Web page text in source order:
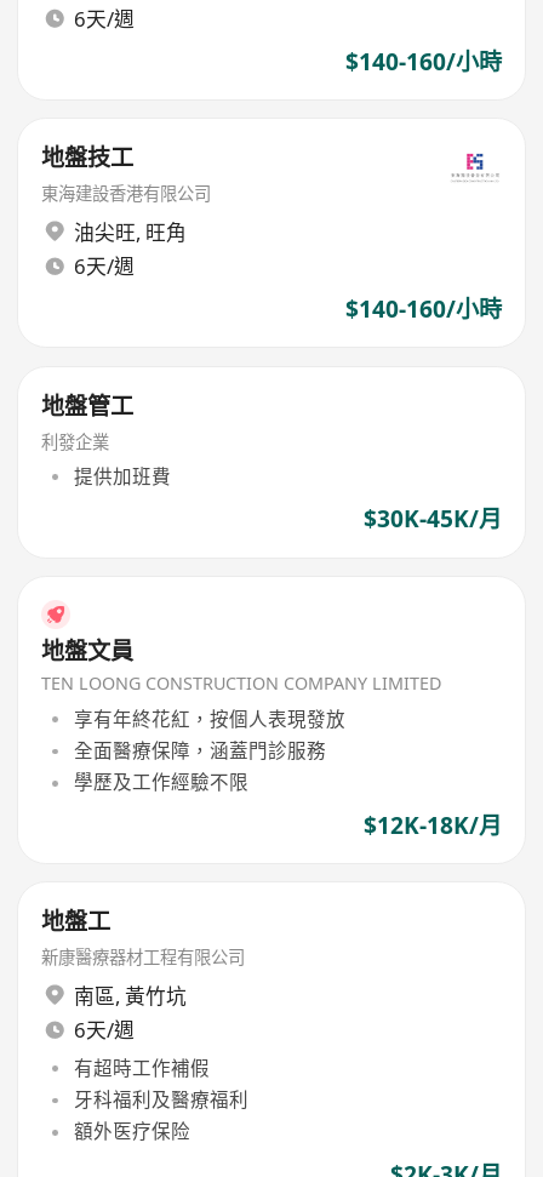
6天/週
$140-160/小時
地盤技工
東海建設香港有限公司
油尖旺, 旺角
6天/週
$140-160/小時
地盤管工
利發企業
提供加班費
$30K-45K/月
地盤文員
TEN LOONG CONSTRUCTION COMPANY LIMITED
享有年終花紅，按個人表現發放
全面醫療保障，涵蓋門診服務
學歷及工作經驗不限
$12K-18K/月
地盤工
新康醫療器材工程有限公司
南區, 黃竹坑
6天/週
有超時工作補假
牙科福利及醫療福利
額外医疗保险